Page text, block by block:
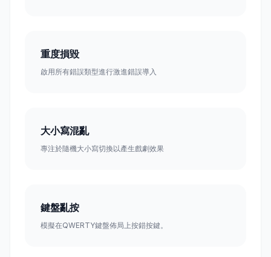
重度損毀
啟用所有錯誤類型進行激進錯誤導入
大小寫混亂
專注於隨機大小寫切換以產生戲劇效果
鍵盤亂按
模擬在QWERTY鍵盤佈局上按錯按鍵。